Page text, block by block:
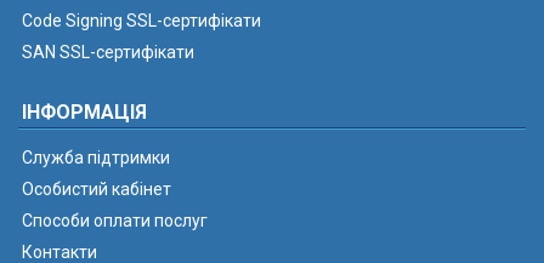
Code Signing SSL-сертифікати
SAN SSL-сертифікати
ІНФОРМАЦІЯ
Служба підтримки
Особистий кабінет
Способи оплати послуг
Контакти